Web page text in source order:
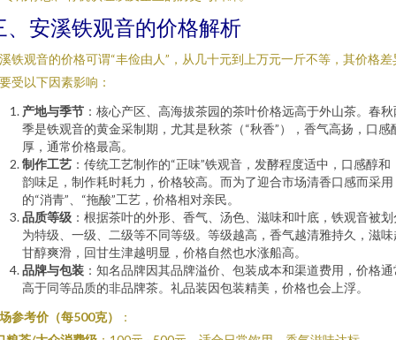
、安溪铁观音的价格解析
铁观音的价格可谓“丰俭由人”，从几十元到上万元一斤不等，其价格差
受以下因素影响：
产地与季节 ：核心产区、高海拔茶园的茶叶价格远高于外山茶。春秋
季是铁观音的黄金采制期，尤其是秋茶（“秋香”），香气高扬，口感
厚，通常价格最高。
制作工艺 ：传统工艺制作的“正味”铁观音，发酵程度适中，口感醇和
韵味足，制作耗时耗力，价格较高。而为了迎合市场清香口感而采用
的“消青”、“拖酸”工艺，价格相对亲民。
品质等级 ：根据茶叶的外形、香气、汤色、滋味和叶底，铁观音被划
为特级、一级、二级等不同等级。等级越高，香气越清雅持久，滋味
甘醇爽滑，回甘生津越明显，价格自然也水涨船高。
品牌与包装 ：知名品牌因其品牌溢价、包装成本和渠道费用，价格通
高于同等品质的非品牌茶。礼品装因包装精美，价格也会上浮。
参考价（每500克）
：